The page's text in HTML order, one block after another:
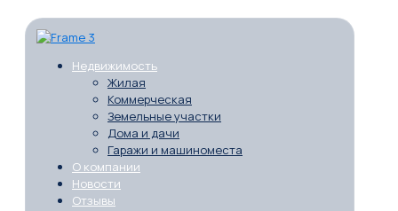
Недвижимость
Жилая
Коммерческая
Земельные участки
Дома и дачи
Гаражи и машиноместа
О компании
Новости
Отзывы